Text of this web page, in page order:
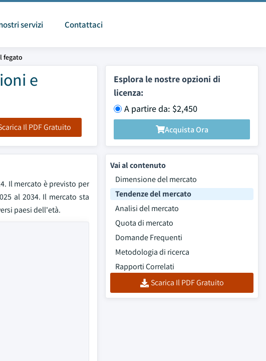
servizi Contattaci
fegato
e
Il PDF Gratuito
Esplora le nostre opzioni di
licenza:
A partire da: $2,450
Acquista Ora
Il mercato è previsto per
al 2034. Il mercato sta
paesi dell'età.
Vai al contenuto
Dimensione del mercato
Tendenze del mercato
Analisi del mercato
Quota di mercato
Domande Frequenti
Metodologia di ricerca
Rapporti Correlati
Scarica Il PDF Gratuito